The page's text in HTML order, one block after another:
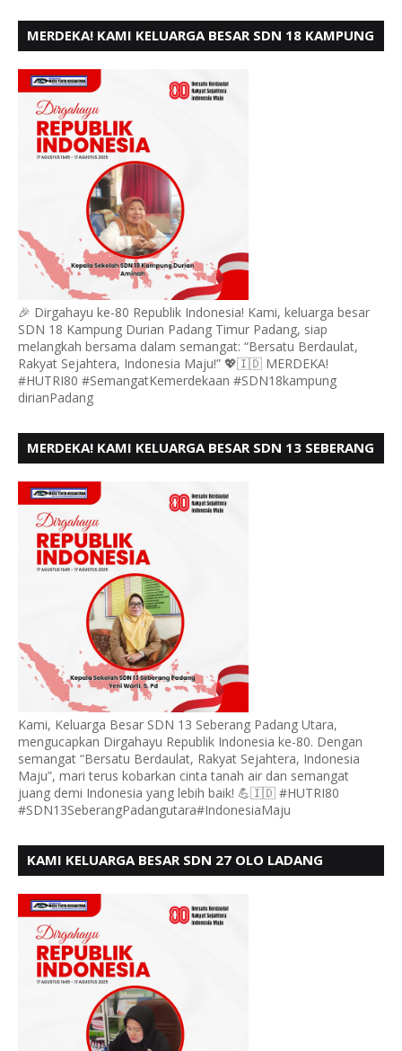
MERDEKA! KAMI KELUARGA BESAR SDN 18 KAMPUNG
🎉 Dirgahayu ke-80 Republik Indonesia! Kami, keluarga besar
SDN 18 Kampung Durian Padang Timur Padang, siap
melangkah bersama dalam semangat: “Bersatu Berdaulat,
Rakyat Sejahtera, Indonesia Maju!” 💖🇮🇩 MERDEKA!
#HUTRI80 #SemangatKemerdekaan #SDN18kampung
dirianPadang
MERDEKA! KAMI KELUARGA BESAR SDN 13 SEBERANG
Kami, Keluarga Besar SDN 13 Seberang Padang Utara,
mengucapkan Dirgahayu Republik Indonesia ke-80. Dengan
semangat “Bersatu Berdaulat, Rakyat Sejahtera, Indonesia
Maju”, mari terus kobarkan cinta tanah air dan semangat
juang demi Indonesia yang lebih baik! 💪🇮🇩 #HUTRI80
#SDN13SeberangPadangutara#IndonesiaMaju
KAMI KELUARGA BESAR SDN 27 OLO LADANG